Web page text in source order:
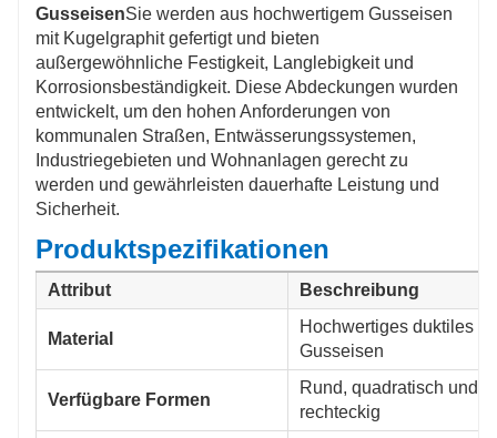
Umweltverträglichkeit Sphäroguss ist recycelbar und
unterstützt somit umweltfreundliche Praktiken, da die
Materialien in neuen Produkten wiederverwendet
werden können.
Verbesserte SicherheitsmerkmaleDiese
Abdeckungen können mit rutschfesten Oberflächen
versehen werden, um die Sicherheit der Fußgänger
zu verbessern, und sind aufgrund ihrer Robustheit
weniger anfällig für plötzliche Ausfälle.
GusseisenSie werden aus hochwertigem Gusseisen
mit Kugelgraphit gefertigt und bieten
außergewöhnliche Festigkeit, Langlebigkeit und
Korrosionsbeständigkeit. Diese Abdeckungen wurden
entwickelt, um den hohen Anforderungen von
kommunalen Straßen, Entwässerungssystemen,
Industriegebieten und Wohnanlagen gerecht zu
werden und gewährleisten dauerhafte Leistung und
Sicherheit.
Produktspezifikationen
Attribut Beschreibung
Material
Hochwertiges duktiles
Gusseisen
Verfügbare Formen
Rund, quadratisch und
rechteckig